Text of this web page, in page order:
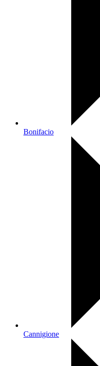
Bonifacio
Cannigione